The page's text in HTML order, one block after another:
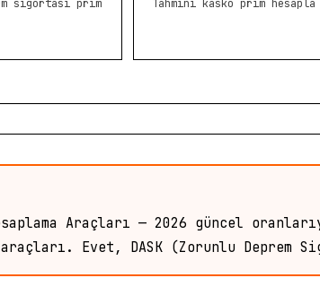
sigortası prim
Tahmini kasko prim hesapla
Araçları — 2026 güncel
araçları. Evet, DASK (Zorunlu